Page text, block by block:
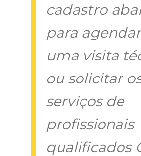
cadastro
para agendar
uma visita
ou solicitar
serviços de
profissionais
qualificados